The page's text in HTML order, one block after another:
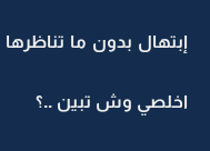
إبتهال بدون ما
اخلصي وش تبين ..؟